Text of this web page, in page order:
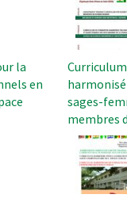
la
en
sages-
membres
Image